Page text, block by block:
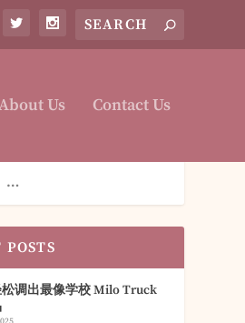
Us Contact Us
调出最像学校 Milo Truck